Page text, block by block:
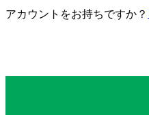
アカウントをお持ちですか？